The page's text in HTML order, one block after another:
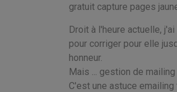
gratuit capture pages
Droit à l'heure actuelle,
pour corriger pour elle
honneur.
Mais ... gestion de
C'est une astuce